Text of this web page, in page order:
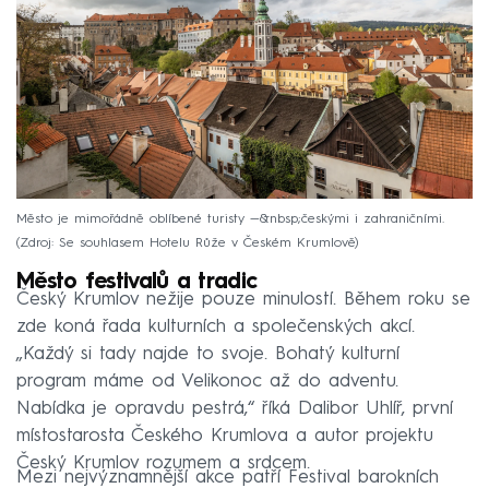
Město je mimořádně oblíbené turisty —&nbsp;českými i zahraničními.
Zdroj: Se souhlasem Hotelu Růže v Českém Krumlově
Město festivalů a tradic
Český Krumlov nežije pouze minulostí. Během roku se
zde koná řada kulturních a společenských akcí.
„Každý si tady najde to svoje. Bohatý kulturní
program máme od Velikonoc až do adventu.
Nabídka je opravdu pestrá,“ říká Dalibor Uhlíř, první
místostarosta Českého Krumlova a autor projektu
Český Krumlov rozumem a srdcem.
Mezi nejvýznamnější akce patří Festival barokních